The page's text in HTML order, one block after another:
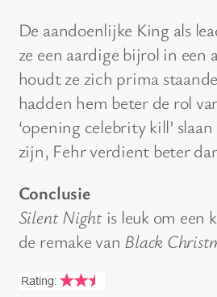
De aandoenlijke King als
ze een aardige bijrol in een
houdt ze zich prima
hadden hem beter de rol
‘opening celebrity kill’
zijn, Fehr verdient beter
Conclusie
Silent Nightis leuk om een
de remake van Black